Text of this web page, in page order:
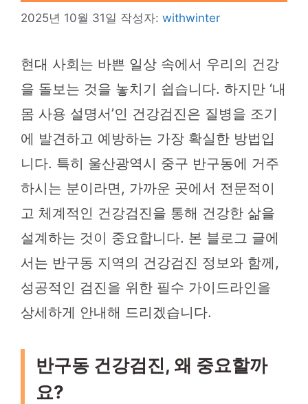
2025년 10월 31일 작성자: withwinter
현대 사회는 바쁜 일상 속에서 우리의 건강
을 돌보는 것을 놓치기 쉽습니다. 하지만 ‘내
몸 사용 설명서’인 건강검진은 질병을 조기
에 발견하고 예방하는 가장 확실한 방법입
니다. 특히 울산광역시 중구 반구동에 거주
하시는 분이라면, 가까운 곳에서 전문적이
고 체계적인 건강검진을 통해 건강한 삶을
설계하는 것이 중요합니다. 본 블로그 글에
서는 반구동 지역의 건강검진 정보와 함께,
성공적인 검진을 위한 필수 가이드라인을
상세하게 안내해 드리겠습니다.
반구동 건강검진, 왜 중요할까
요?